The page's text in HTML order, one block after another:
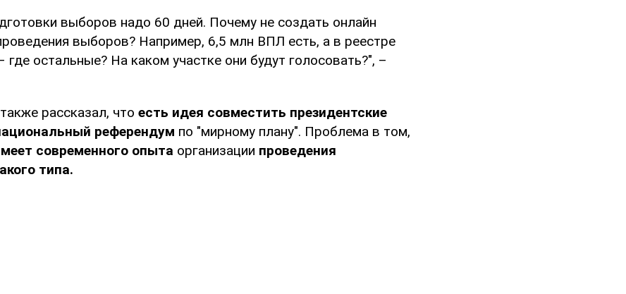
выборов надо 60 дней. Почему не создать онлайн
выборов? Например, 6,5 млн ВПЛ есть, а в реестре
где остальные? На каком участке они будут голосовать?", –
рассказал, что есть идея совместить президентские
референдум по "мирному плану". Проблема в том,
современного опыта организации проведения
типа.